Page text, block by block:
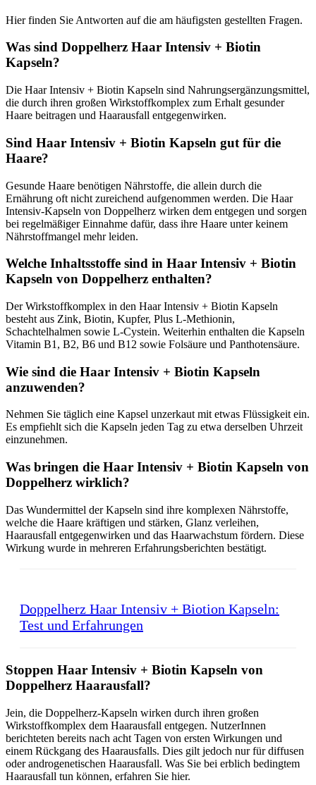
Hier finden Sie Antworten auf die am häufigsten gestellten Fragen.
Was sind Doppelherz Haar Intensiv + Biotin
Kapseln?
Die Haar Intensiv + Biotin Kapseln sind Nahrungsergänzungsmittel,
die durch ihren großen Wirkstoffkomplex zum Erhalt gesunder
Haare beitragen und Haarausfall entgegenwirken.
Sind Haar Intensiv + Biotin Kapseln gut für die
Haare?
Gesunde Haare benötigen Nährstoffe, die allein durch die
Ernährung oft nicht zureichend aufgenommen werden. Die Haar
Intensiv-Kapseln von Doppelherz wirken dem entgegen und sorgen
bei regelmäßiger Einnahme dafür, dass ihre Haare unter keinem
Nährstoffmangel mehr leiden.
Welche Inhaltsstoffe sind in Haar Intensiv + Biotin
Kapseln von Doppelherz enthalten?
Der Wirkstoffkomplex in den Haar Intensiv + Biotin Kapseln
besteht aus Zink, Biotin, Kupfer, Plus L-Methionin,
Schachtelhalmen sowie L-Cystein. Weiterhin enthalten die Kapseln
Vitamin B1, B2, B6 und B12 sowie Folsäure und Panthotensäure.
Wie sind die Haar Intensiv + Biotin Kapseln
anzuwenden?
Nehmen Sie täglich eine Kapsel unzerkaut mit etwas Flüssigkeit ein.
Es empfiehlt sich die Kapseln jeden Tag zu etwa derselben Uhrzeit
einzunehmen.
Was bringen die Haar Intensiv + Biotin Kapseln von
Doppelherz wirklich?
Das Wundermittel der Kapseln sind ihre komplexen Nährstoffe,
welche die Haare kräftigen und stärken, Glanz verleihen,
Haarausfall entgegenwirken und das Haarwachstum fördern. Diese
Wirkung wurde in mehreren Erfahrungsberichten bestätigt.
Doppelherz Haar Intensiv + Biotion Kapseln:
Test und Erfahrungen
Stoppen Haar Intensiv + Biotin Kapseln von
Doppelherz Haarausfall?
Jein, die Doppelherz-Kapseln wirken durch ihren großen
Wirkstoffkomplex dem Haarausfall entgegen. NutzerInnen
berichteten bereits nach acht Tagen von ersten Wirkungen und
einem Rückgang des Haarausfalls. Dies gilt jedoch nur für diffusen
oder androgenetischen Haarausfall. Was Sie bei erblich bedingtem
Haarausfall tun können, erfahren Sie hier.